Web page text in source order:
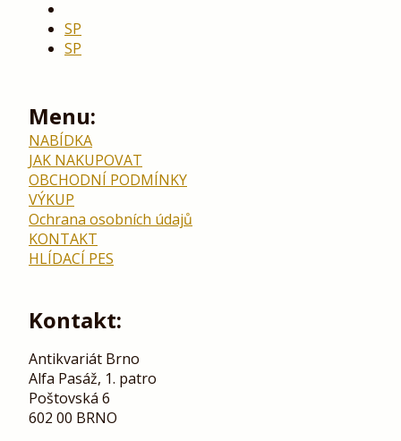
SP
SP
Menu:
NABÍDKA
JAK NAKUPOVAT
OBCHODNÍ PODMÍNKY
VÝKUP
Ochrana osobních údajů
KONTAKT
HLÍDACÍ PES
Kontakt:
Antikvariát Brno
Alfa Pasáž, 1. patro
Poštovská 6
602 00 BRNO